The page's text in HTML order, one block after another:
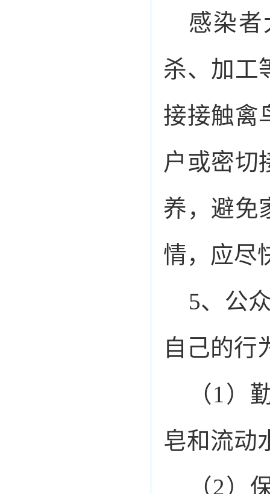
感染
杀、加工
接接触禽
户或密切
养，避免
情，应尽
5、公
自己的行
（1）
皂和流动
（2）